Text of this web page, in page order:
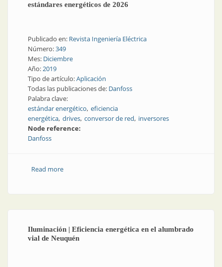
estándares energéticos de 2026
Publicado en: Revista Ingeniería Eléctrica
Número:349
Mes: Diciembre
Año:2019
Tipo de artículo:Aplicación
Todas las publicaciones de: Danfoss
Palabra clave:
estándar energético eficiencia
energética drives conversor de red inversores
Node reference:
Danfoss
Read moreabout Una embarcación que ya cumple con los
Iluminación | Eficiencia energética en el alumbrado
vial de Neuquén